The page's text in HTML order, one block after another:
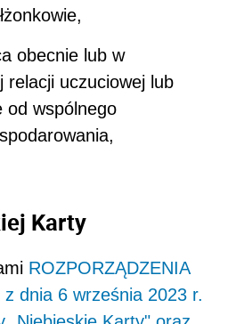
obecnie lub w
relacji uczuciowej lub
od wspólnego
Karty
ROZPORZĄDZENIA
dnia 6 września 2023 r.